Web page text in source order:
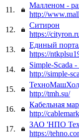
11.
Малленом -
http://
12.
Ситирон
https://
13.
Единый
https://
14.
Simple-Scada
http://simple-
15.
http://tmh.su/
16.
Кабельная
http://
17.
ЗАО 'НПО
https://